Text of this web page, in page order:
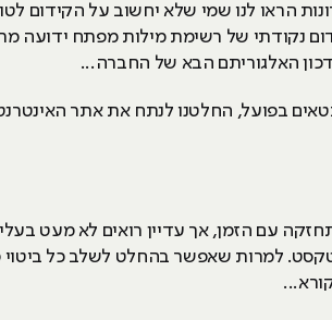
הראו לנו שמי שלא יחשוב על הקידום
נקודתי של רשימת מילות מפתח ידועה
האלגוריתם הבא של החברה...
בפועל, החלטנו לנתח את אתר האינטרנט
עם הזמן, אך עדיין רואים לא מעט
למרות שאפשר בהחלט לשלב כל ביטוי